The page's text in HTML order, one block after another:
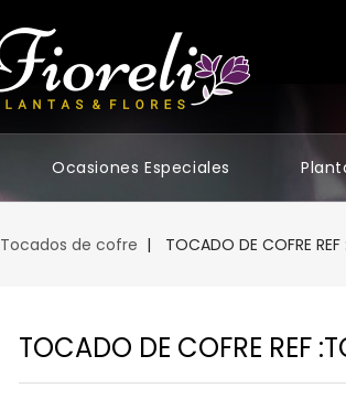
Ocasiones Especiales
Tocados de cofre TOCADO DE COFRE
TOCADO DE COFRE REF